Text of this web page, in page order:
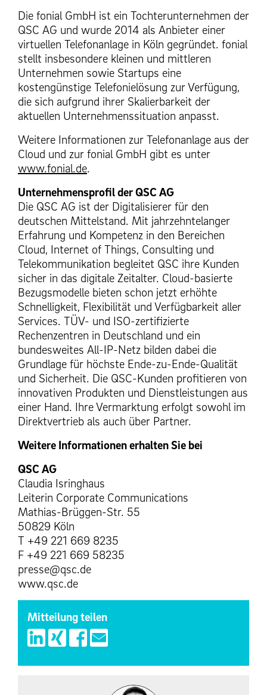
Die fonial GmbH ist ein Tochterunternehmen der
QSC AG und wurde 2014 als Anbieter einer
virtuellen Telefonanlage in Köln gegründet. fonial
stellt insbesondere kleinen und mittleren
Unternehmen sowie Startups eine
kostengünstige Telefonielösung zur Verfügung,
die sich aufgrund ihrer Skalierbarkeit der
aktuellen Unternehmenssituation anpasst.
Weitere Informationen zur Telefonanlage aus der
Cloud und zur fonial GmbH gibt es unter
www.fonial.de.
Unternehmensprofil der QSC AG
Die QSC AG ist der Digitalisierer für den
deutschen Mittelstand. Mit jahrzehntelanger
Erfahrung und Kompetenz in den Bereichen
Cloud, Internet of Things, Consulting und
Telekommunikation begleitet QSC ihre Kunden
sicher in das digitale Zeitalter. Cloud-basierte
Bezugsmodelle bieten schon jetzt erhöhte
Schnelligkeit, Flexibilität und Verfügbarkeit aller
Services. TÜV- und ISO-zertifizierte
Rechenzentren in Deutschland und ein
bundesweites All-IP-Netz bilden dabei die
Grundlage für höchste Ende-zu-Ende-Qualität
und Sicherheit. Die QSC-Kunden profitieren von
innovativen Produkten und Dienstleistungen aus
einer Hand. Ihre Vermarktung erfolgt sowohl im
Direktvertrieb als auch über Partner.
Weitere Informationen erhalten Sie bei
QSC AG
Claudia Isringhaus
Leiterin Corporate Communications
Mathias-Brüggen-Str. 55
50829 Köln
T +49 221 669 8235
F +49 221 669 58235
presse@qsc.de
www.qsc.de
Mitteilung teilen